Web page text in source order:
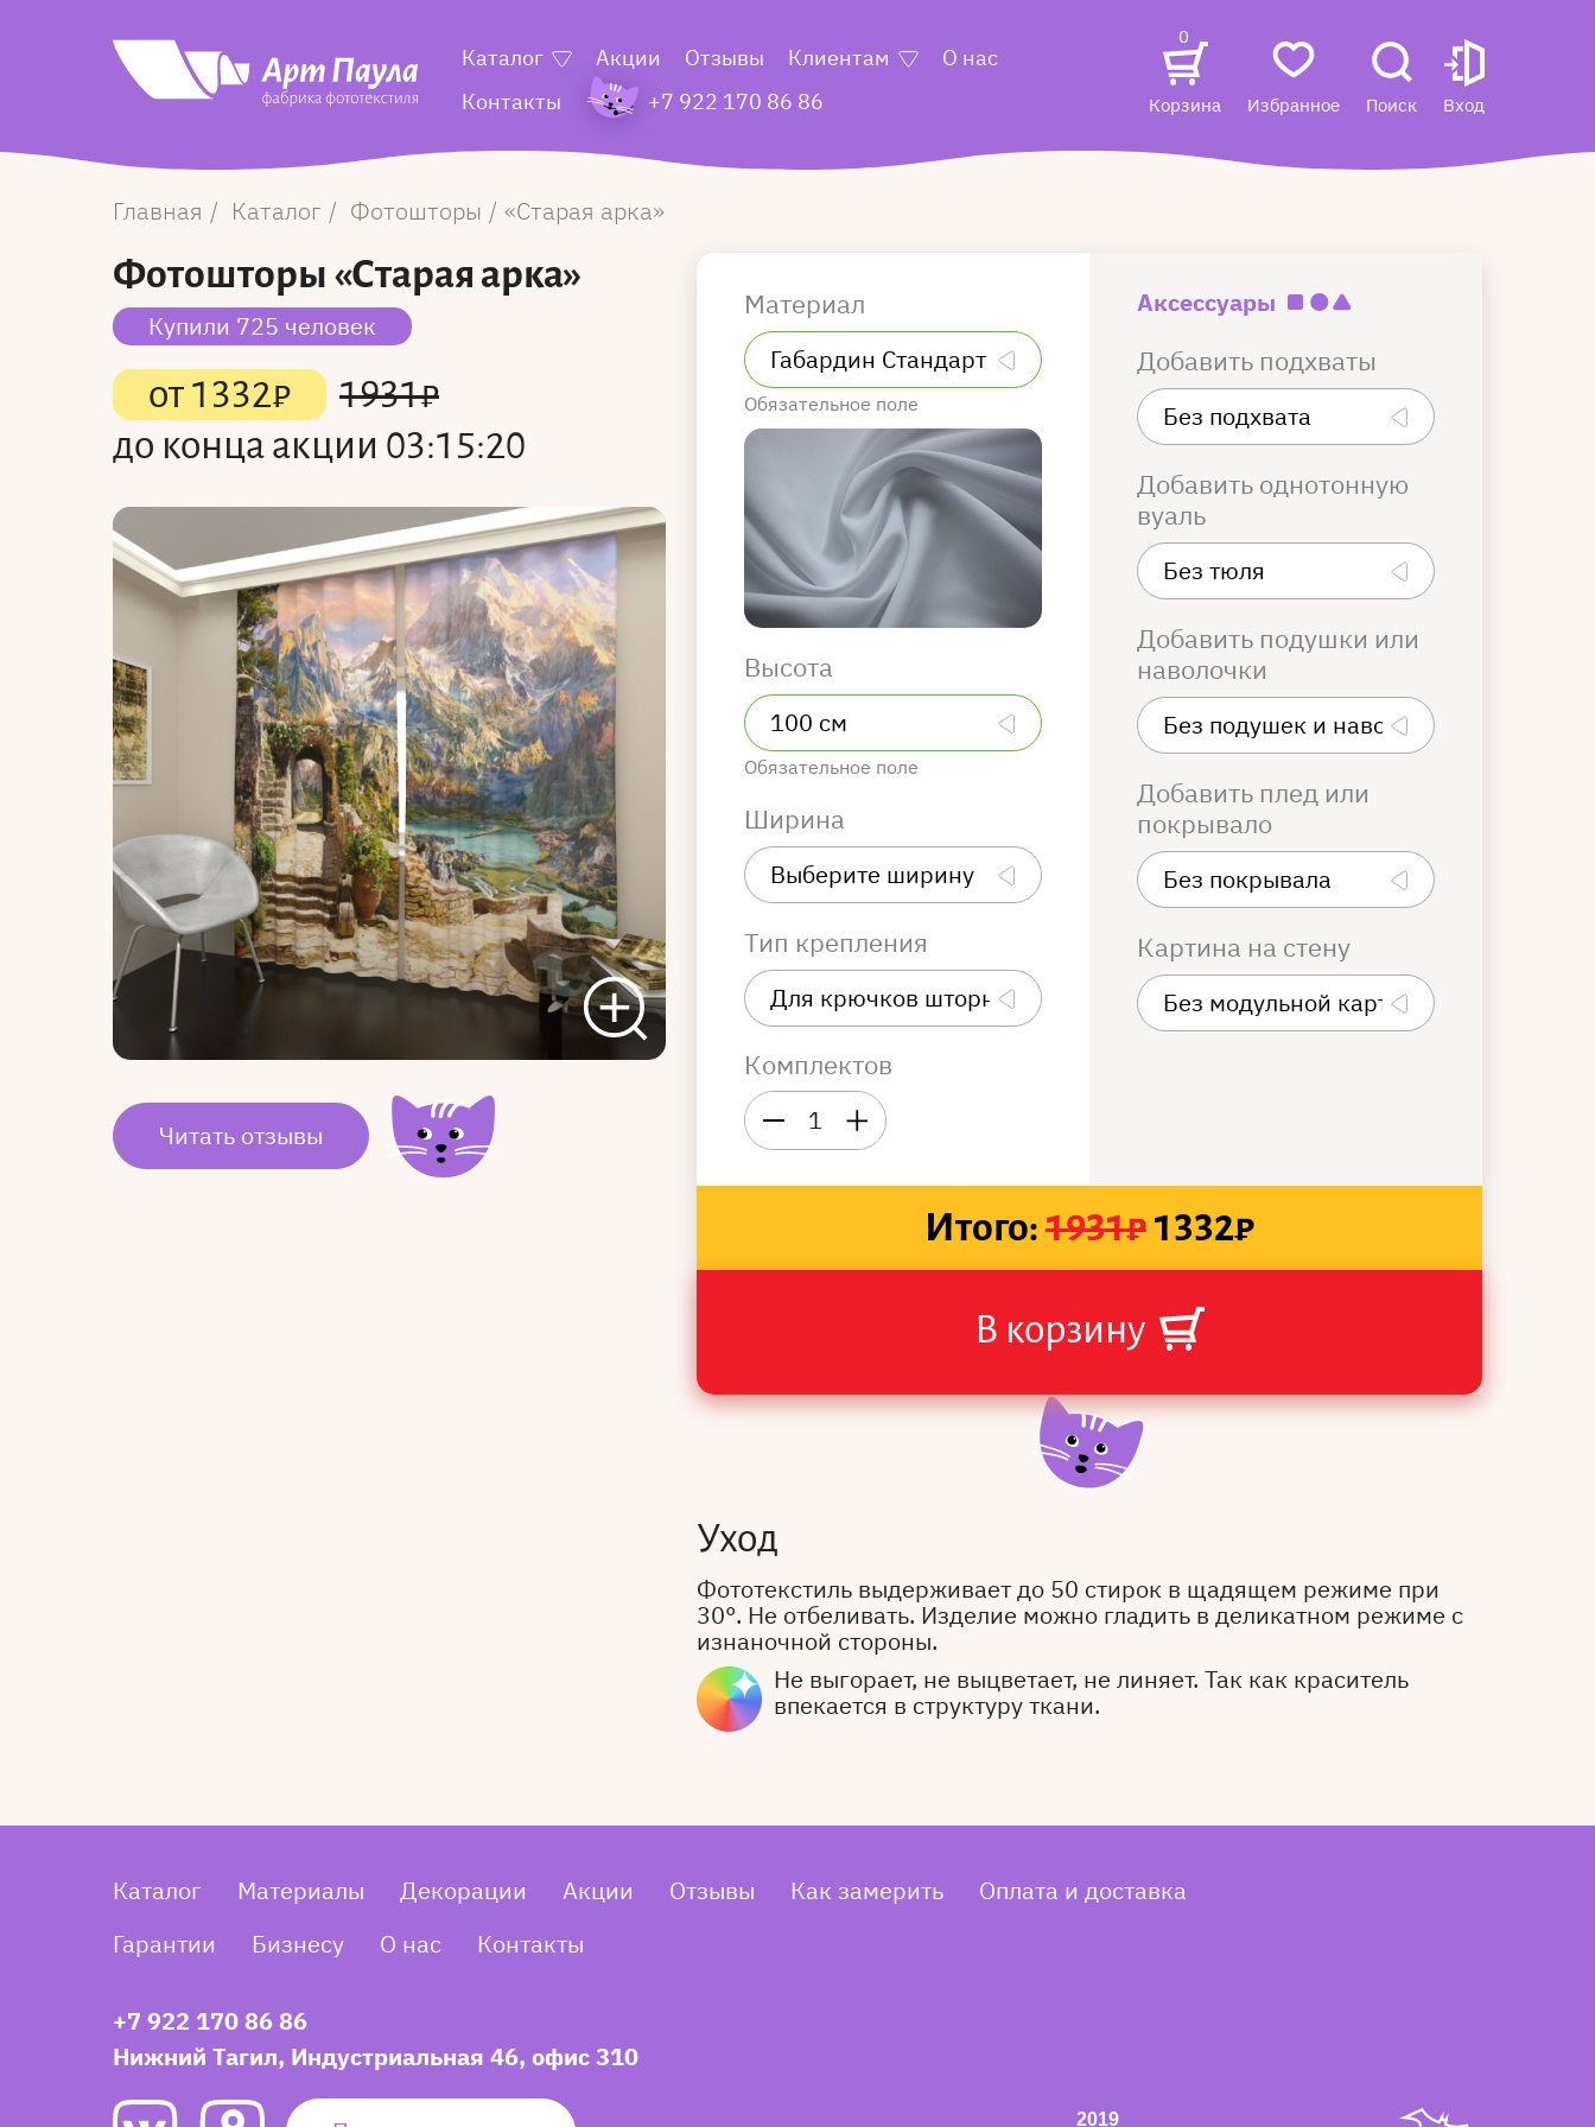
Каталог Акции Отзывы Клиентам
О нас
Контакты
+7 922 170 86 86
0
Корзина Избранное Поиск Вход
Главная Каталог Фотошторы Старая арка
Фотошторы «Старая арка»
Купили 725 человек
от1332₽ 1931₽
до конца акции 03:15:19
Читать отзывы
Материал
Обязательное поле
Высота
Обязательное поле
Ширина
Тип крепления
Комплектов
1
Аксессуары
Добавить подхваты
Добавить однотонную
вуаль
Добавить подушки или
наволочки
Добавить плед или
покрывало
Картина на стену
Итого:1931₽1332₽
В корзину
Уход
Фототекстиль выдерживает до 50 стирок в щадящем режиме при
30°. Не отбеливать. Изделие можно гладить в деликатном режиме с
изнаночной стороны.
Не выгорает, не выцветает, не линяет. Так как краситель
впекается в структуру ткани.
Каталог Материалы Декорации Акции Отзывы Как замерить
Оплата и доставка
Гарантии
Бизнесу О нас Контакты
+7 922 170 86 86
Нижний Тагил, Индустриальная 46, офис 310